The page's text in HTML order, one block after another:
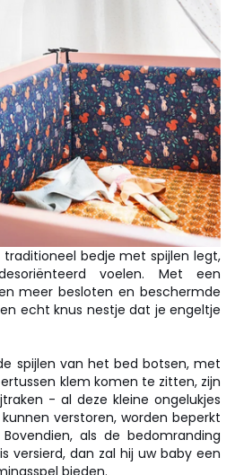
bedje met spijlen legt,
voelen. Met een
meer besloten en beschermde
echt knus nestje dat je engeltje
spijlen van het bed botsen, met
klem komen te zitten, zijn
- al deze kleine ongelukjes
verstoren, worden beperkt
als de bedomranding
versierd, dan zal hij uw baby een